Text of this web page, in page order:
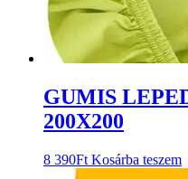
GUMIS
200X200
8 390Ft Kosárba teszem